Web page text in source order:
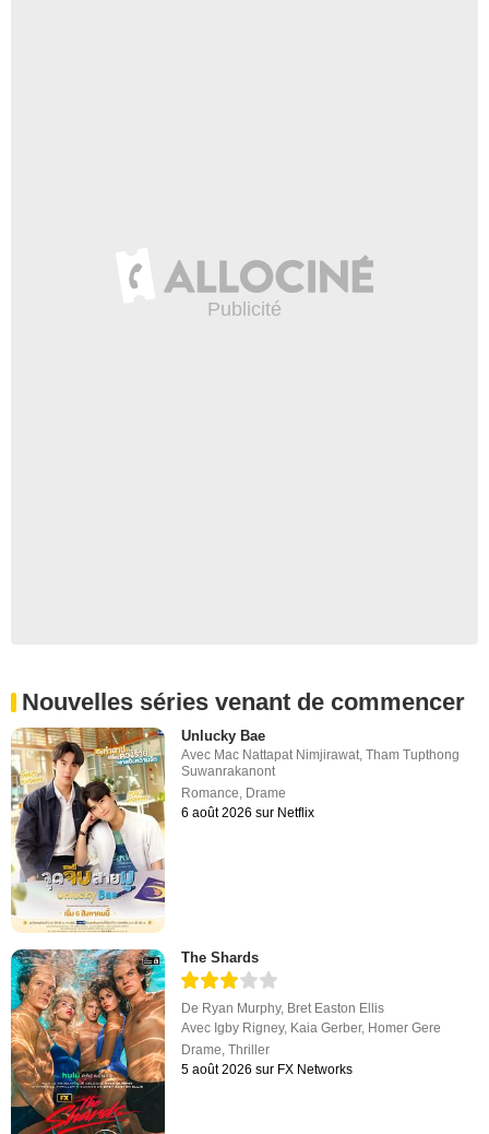
Nouvelles séries venant de commencer
Unlucky Bae
Avec Mac Nattapat Nimjirawat ,Tham Tupthong
Suwanrakanont
Romance Drame
6 août 2026 sur Netflix
The Shards
De Ryan Murphy, Bret Easton Ellis
Avec Igby Rigney, Kaia Gerber, Homer Gere
Drame,Thriller
5 août 2026 sur FX Networks